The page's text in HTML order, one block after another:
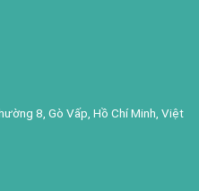
8, Gò Vấp, Hồ Chí Minh, Việt